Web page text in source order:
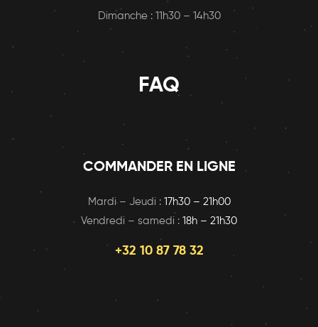
Dimanche : 11h30 – 14h30
FAQ
COMMANDER EN LIGNE
Mardi – Jeudi : 17h30 – 21h00
Vendredi – samedi : 18h – 21h30
+32 10 87 78 32